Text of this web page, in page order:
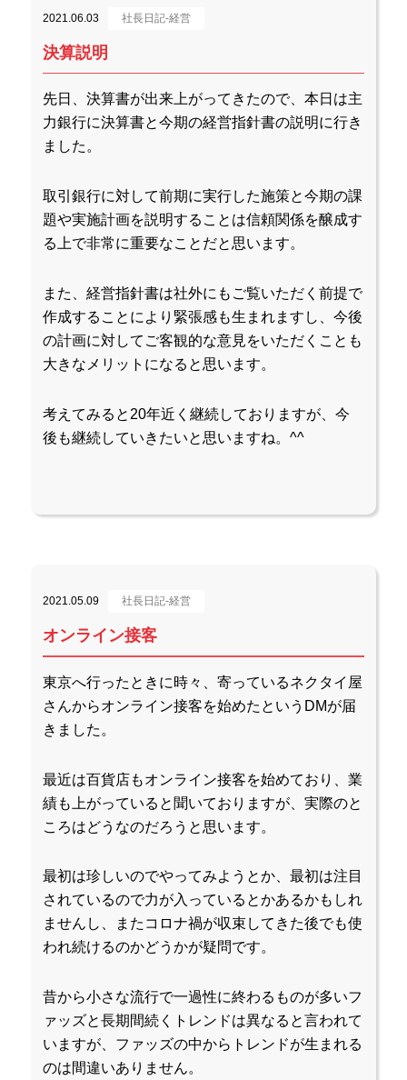
2021.06.03 社長日記-経営
決算説明
先日、決算書が出来上がってきたので、本日は主
力銀行に決算書と今期の経営指針書の説明に行き
ました。
取引銀行に対して前期に実行した施策と今期の課
題や実施計画を説明することは信頼関係を醸成す
る上で非常に重要なことだと思います。
また、経営指針書は社外にもご覧いただく前提で
作成することにより緊張感も生まれますし、今後
の計画に対してご客観的な意見をいただくことも
大きなメリットになると思います。
考えてみると20年近く継続しておりますが、今
後も継続していきたいと思いますね。^^
2021.05.09 社長日記-経営
オンライン接客
東京へ行ったときに時々、寄っているネクタイ屋
さんからオンライン接客を始めたというDMが届
きました。
最近は百貨店もオンライン接客を始めており、業
績も上がっていると聞いておりますが、実際のと
ころはどうなのだろうと思います。
最初は珍しいのでやってみようとか、最初は注目
されているので力が入っているとかあるかもしれ
ませんし、またコロナ禍が収束してきた後でも使
われ続けるのかどうかが疑問です。
昔から小さな流行で一過性に終わるものが多いフ
ァッズと長期間続くトレンドは異なると言われて
いますが、ファッズの中からトレンドが生まれる
のは間違いありません。